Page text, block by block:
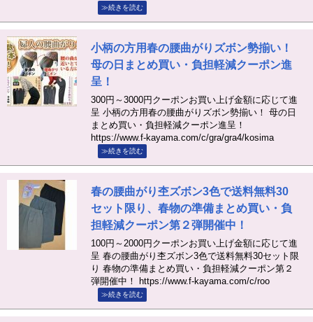
≫続きを読む
小柄の方用春の腰曲がりズボン勢揃い！
母の日まとめ買い・負担軽減クーポン進
呈！
300円～3000円クーポンお買い上げ金額に応じて進
呈 小柄の方用春の腰曲がりズボン勢揃い！ 母の日
まとめ買い・負担軽減クーポン進呈！
https://www.f-kayama.com/c/gra/gra4/kosima
≫続きを読む
春の腰曲がり杢ズボン3色で送料無料30
セット限り、春物の準備まとめ買い・負
担軽減クーポン第２弾開催中！
100円～2000円クーポンお買い上げ金額に応じて進
呈 春の腰曲がり杢ズボン3色で送料無料30セット限
り 春物の準備まとめ買い・負担軽減クーポン第２
弾開催中！ https://www.f-kayama.com/c/roo
≫続きを読む